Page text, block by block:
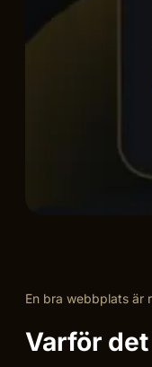
En bra webbplats är
Varför